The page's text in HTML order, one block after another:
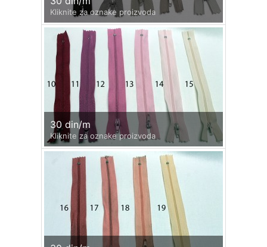
Kliknite za oznake proizvoda
30 din/m
Kliknite za oznake proizvoda